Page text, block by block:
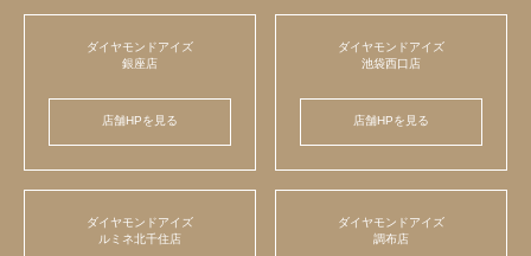
ダイヤモンドアイズ
銀座店
店舗HPを見る
ダイヤモンドアイズ
池袋西口店
店舗HPを見る
ダイヤモンドアイズ
ルミネ北千住店
ダイヤモンドアイズ
調布店